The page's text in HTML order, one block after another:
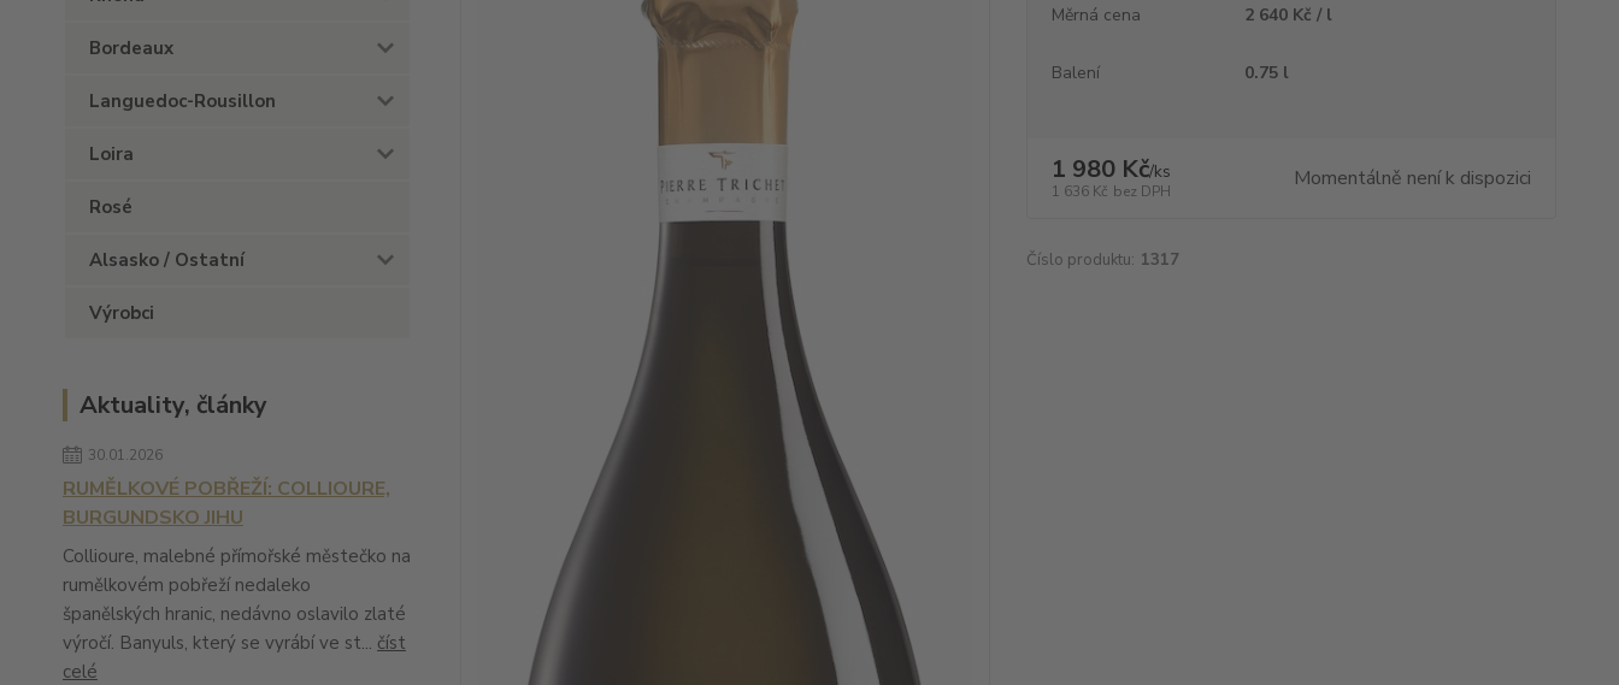
Bordeaux
Languedoc-Rousillon
Loira
Rosé
Alsasko / Ostatní
Výrobci
Aktuality, články
30.01.2026
RUMĚLKOVÉ POBŘEŽÍ: COLLIOURE,
BURGUNDSKO JIHU
Collioure, malebné přímořské městečko na
rumělkovém pobřeží nedaleko
španělských hranic, nedávno oslavilo zlaté
výročí. Banyuls, který se vyrábí ve st... číst
celé
Měrná cena
2 640 Kč / l
Balení 0.75 l
1 980 Kč/ks
1 636 Kč bez DPH Momentálně není k dispozici
Číslo produktu: 1317